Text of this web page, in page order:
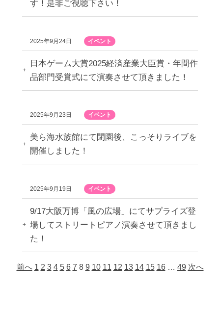
す！是非ご視聴下さい！
2025年9月24日 イベント
日本ゲーム大賞2025経済産業大臣賞・年間作
品部門受賞式にて演奏させて頂きました！
2025年9月23日 イベント
美ら海水族館にて閉園後、こっそりライブを
開催しました！
2025年9月19日 イベント
9/17大阪万博「風の広場」にてサプライズ登
場してストリートピアノ演奏させて頂きまし
た！
前へ 1 2 3 4 5 6 7 8 9 10 11 12 13 14 15 16 … 49 次へ